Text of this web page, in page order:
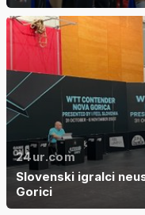
24ur.com
Slovenski igralci
Gorici